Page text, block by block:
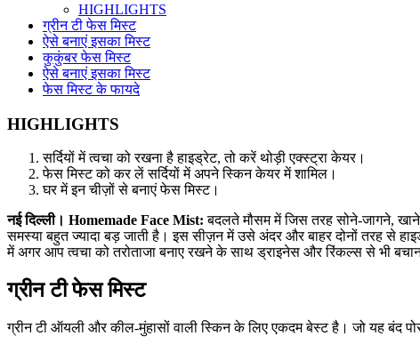
HIGHLIGHTS
ग्रीन टी फेस मिस्ट
ऐसे बनाएं इसका मिस्ट
कुकुंबर फेस मिस्ट
ऐसे बनाएं इसका मिस्ट
फेस मिस्ट के फायदे
HIGHLIGHTS
सर्दियों में त्वचा को रखना है हाइड्रेट, तो करें थोड़ी एक्स्ट्रा केयर।
फेस मिस्ट को कर लें सर्दियों में अपने स्किन केयर में शामिल।
घर में इन चीज़ों से बनाएं फेस मिस्ट।
नई दिल्ली। Homemade Face Mist: बदलते मौसम में जिस तरह सोने-जागने,
समस्या बहुत ज्यादा बड़ जाती है। इस सीज़न में उसे अंदर और बाहर दोनों तरह से
में अगर आप त्वचा को तरोताजा बनाए रखने के साथ ड्राइनेस और रिंकल्स से भी
ग्रीन टी फेस मिस्ट
ग्रीन टी ऑयली और कील-मुंहासों वाली स्किन के लिए एकदम बेस्ट है। जो यह बंद